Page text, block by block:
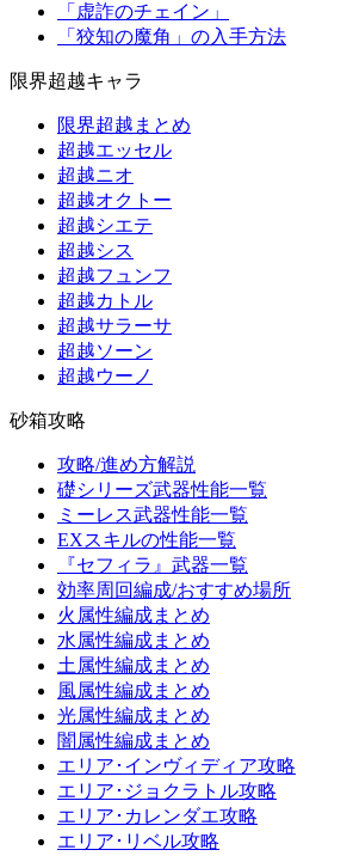
「虚詐のチェイン」
「狡知の魔角」の入手方法
限界超越キャラ
限界超越まとめ
超越エッセル
超越ニオ
超越オクトー
超越シエテ
超越シス
超越フュンフ
超越カトル
超越サラーサ
超越ソーン
超越ウーノ
砂箱攻略
攻略/進め方解説
礎シリーズ武器性能一覧
ミーレス武器性能一覧
EXスキルの性能一覧
『セフィラ』武器一覧
効率周回編成/おすすめ場所
火属性編成まとめ
水属性編成まとめ
土属性編成まとめ
風属性編成まとめ
光属性編成まとめ
闇属性編成まとめ
エリア･インヴィディア攻略
エリア･ジョクラトル攻略
エリア･カレンダエ攻略
エリア･リベル攻略